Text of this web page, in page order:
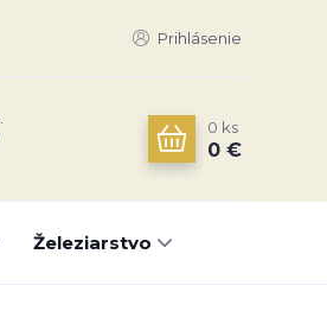
Prihlásenie
0 ks
0 €
Železiarstvo